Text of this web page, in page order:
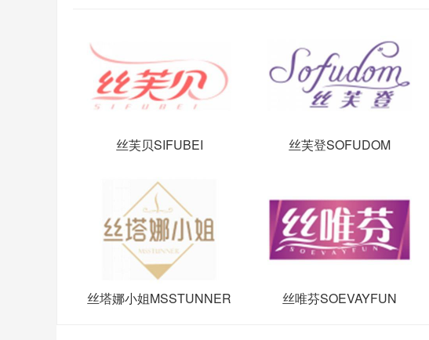
丝芙贝SIFUBEI 丝芙登SOFUDOM
丝塔娜小姐MSSTUNNER 丝唯芬SOEVAYFUN